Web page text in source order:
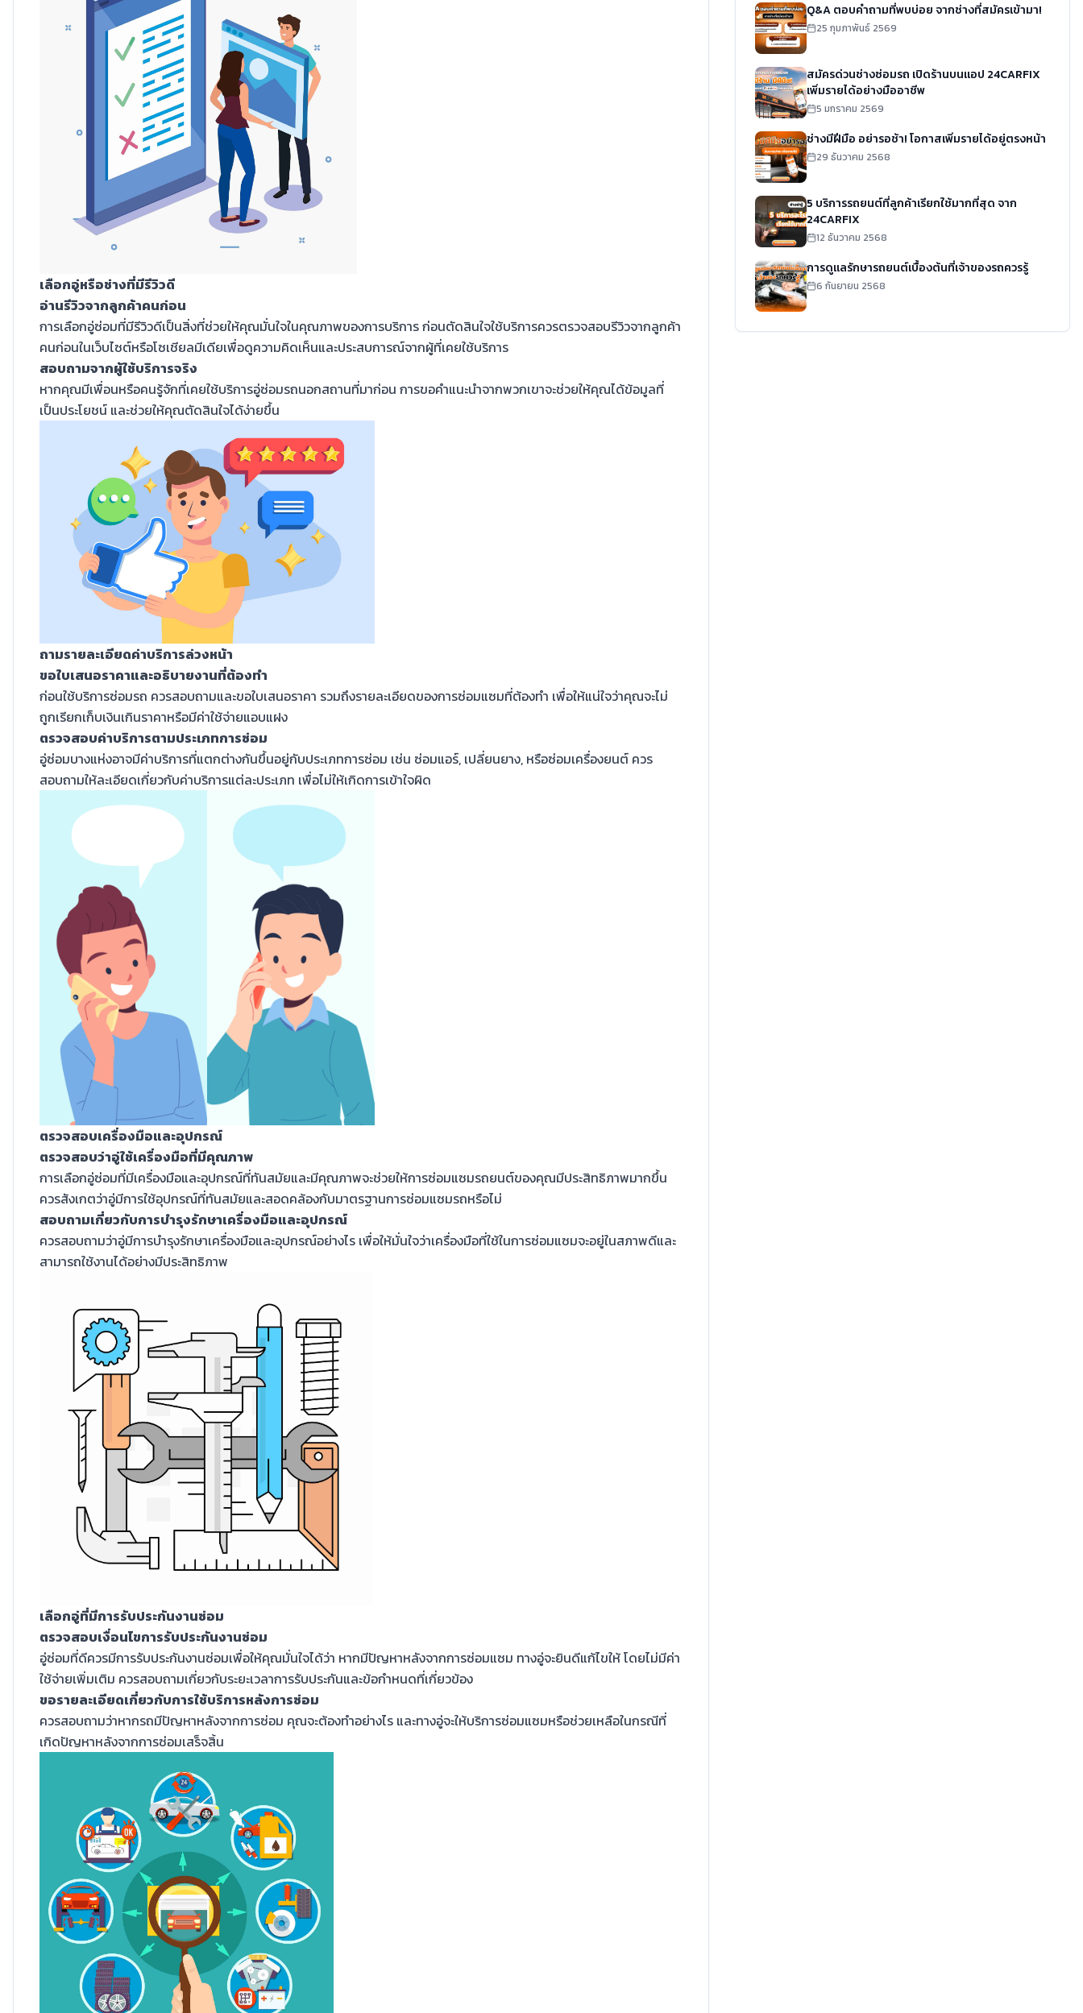
เลือกอู่หรือช่างที่มีรีวิวดี
อ่านรีวิวจากลูกค้าคนก่อน
การเลือกอู่ซ่อมที่มีรีวิวดีเป็นสิ่งที่ช่วยให้คุณมั่นใจในคุณภาพของการบริการ ก่อนตัดสินใจใช้บริการควรตรวจสอบรีวิวจากลูกค้า
คนก่อนในเว็บไซต์หรือโซเชียลมีเดียเพื่อดูความคิดเห็นและประสบการณ์จากผู้ที่เคยใช้บริการ
สอบถามจากผู้ใช้บริการจริง
หากคุณมีเพื่อนหรือคนรู้จักที่เคยใช้บริการอู่ซ่อมรถนอกสถานที่มาก่อน การขอคำแนะนำจากพวกเขาจะช่วยให้คุณได้ข้อมูลที่
เป็นประโยชน์ และช่วยให้คุณตัดสินใจได้ง่ายขึ้น
ถามรายละเอียดค่าบริการล่วงหน้า
ขอใบเสนอราคาและอธิบายงานที่ต้องทำ
ก่อนใช้บริการซ่อมรถ ควรสอบถามและขอใบเสนอราคา รวมถึงรายละเอียดของการซ่อมแซมที่ต้องทำ เพื่อให้แน่ใจว่าคุณจะไม่
ถูกเรียกเก็บเงินเกินราคาหรือมีค่าใช้จ่ายแอบแฝง
ตรวจสอบค่าบริการตามประเภทการซ่อม
อู่ซ่อมบางแห่งอาจมีค่าบริการที่แตกต่างกันขึ้นอยู่กับประเภทการซ่อม เช่น ซ่อมแอร์, เปลี่ยนยาง, หรือซ่อมเครื่องยนต์ ควร
สอบถามให้ละเอียดเกี่ยวกับค่าบริการแต่ละประเภท เพื่อไม่ให้เกิดการเข้าใจผิด
ตรวจสอบเครื่องมือและอุปกรณ์
ตรวจสอบว่าอู่ใช้เครื่องมือที่มีคุณภาพ
การเลือกอู่ซ่อมที่มีเครื่องมือและอุปกรณ์ที่ทันสมัยและมีคุณภาพจะช่วยให้การซ่อมแซมรถยนต์ของคุณมีประสิทธิภาพมากขึ้น
ควรสังเกตว่าอู่มีการใช้อุปกรณ์ที่ทันสมัยและสอดคล้องกับมาตรฐานการซ่อมแซมรถหรือไม่
สอบถามเกี่ยวกับการบำรุงรักษาเครื่องมือและอุปกรณ์
ควรสอบถามว่าอู่มีการบำรุงรักษาเครื่องมือและอุปกรณ์อย่างไร เพื่อให้มั่นใจว่าเครื่องมือที่ใช้ในการซ่อมแซมจะอยู่ในสภาพดีและ
สามารถใช้งานได้อย่างมีประสิทธิภาพ
เลือกอู่ที่มีการรับประกันงานซ่อม
ตรวจสอบเงื่อนไขการรับประกันงานซ่อม
อู่ซ่อมที่ดีควรมีการรับประกันงานซ่อมเพื่อให้คุณมั่นใจได้ว่า หากมีปัญหาหลังจากการซ่อมแซม ทางอู่จะยินดีแก้ไขให้ โดยไม่มีค่า
ใช้จ่ายเพิ่มเติม ควรสอบถามเกี่ยวกับระยะเวลาการรับประกันและข้อกำหนดที่เกี่ยวข้อง
ขอรายละเอียดเกี่ยวกับการใช้บริการหลังการซ่อม
ควรสอบถามว่าหากรถมีปัญหาหลังจากการซ่อม คุณจะต้องทำอย่างไร และทางอู่จะให้บริการซ่อมแซมหรือช่วยเหลือในกรณีที่
เกิดปัญหาหลังจากการซ่อมเสร็จสิ้น
Q&A ตอบคำถามที่พบบ่อย จากช่างที่สมัครเข้ามา!
25 กุมภาพันธ์ 2569
สมัครด่วนช่างซ่อมรถ เปิดร้านบนแอป 24CARFIX
เพิ่มรายได้อย่างมืออาชีพ
5 มกราคม 2569
ช่างมีฝีมือ อย่ารอช้า! โอกาสเพิ่มรายได้อยู่ตรงหน้า
29 ธันวาคม 2568
5 บริการรถยนต์ที่ลูกค้าเรียกใช้มากที่สุด จาก
24CARFIX
12 ธันวาคม 2568
การดูแลรักษารถยนต์เบื้องต้นที่เจ้าของรถควรรู้
6 กันยายน 2568